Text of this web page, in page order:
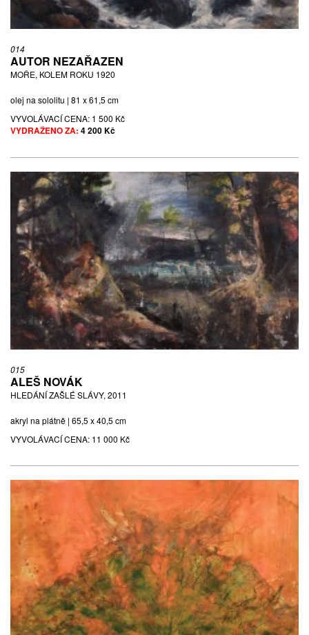
014
AUTOR NEZAŘAZEN
MOŘE, KOLEM ROKU 1920
olej na sololitu | 81 x 61,5 cm
VYVOLÁVACÍ CENA: 1 500 Kč
VYDRAŽENO ZA: 4 200 Kč
015
ALEŠ NOVÁK
HLEDÁNÍ ZAŠLÉ SLÁVY, 2011
akryl na plátně | 65,5 x 40,5 cm
VYVOLÁVACÍ CENA: 11 000 Kč